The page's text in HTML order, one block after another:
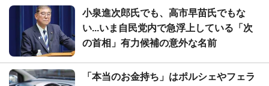
小泉進次郎氏でも、高市早苗氏でもな
い...いま自民党内で急浮上している「次
の首相」有力候補の意外な名前
「本当のお金持ち」はポルシェやフェラ